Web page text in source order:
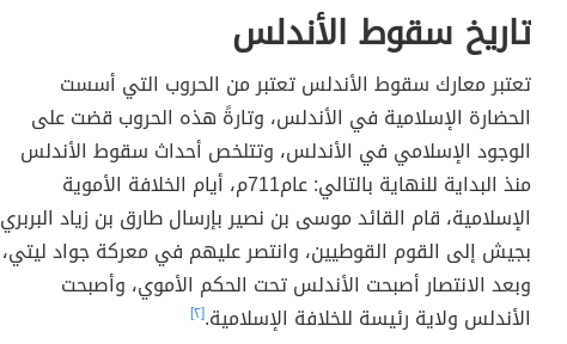
تاريخ سقوط الأندلس
تعتبر معارك سقوط الأندلس تعتبر من الحروب التي أسست
الحضارة الإسلامية في الأندلس، وتارةً هذه الحروب قضت على
الوجود الإسلامي في الأندلس، وتتلخص أحداث سقوط الأندلس
منذ البداية للنهاية بالتالي: عام711م، أيام الخلافة الأموية
الإسلامية، قام القائد موسى بن نصير بإرسال طارق بن زياد البربري
بجيش إلى القوم القوطيين، وانتصر عليهم في معركة جواد ليتي،
وبعد الانتصار أصبحت الأندلس تحت الحكم الأموي، وأصبحت
الأندلس ولاية رئيسة للخلافة الإسلامية.[٢]